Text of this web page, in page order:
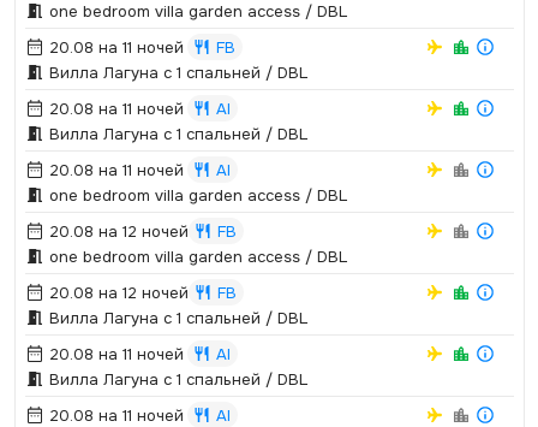
one bedroom villa garden access / DBL
20.08 на 11 ночей
FB
Вилла Лагуна с 1 спальней / DBL
20.08 на 11 ночей
AI
Вилла Лагуна с 1 спальней / DBL
20.08 на 11 ночей
AI
one bedroom villa garden access / DBL
20.08 на 12 ночей
FB
one bedroom villa garden access / DBL
20.08 на 12 ночей
FB
Вилла Лагуна с 1 спальней / DBL
20.08 на 11 ночей
AI
Вилла Лагуна с 1 спальней / DBL
20.08 на 11 ночей
AI